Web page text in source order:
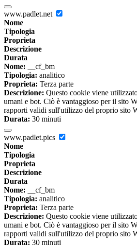
www.padlet.net
Nome
Tipologia
Proprieta
Descrizione
Durata
Nome: __cf_bm
Tipologia: analitico
Proprieta: Terza parte
Descrizione: Questo cookie viene
umani e bot. Ciò è vantaggioso per il sito
rapporti validi sull'utilizzo del proprio sito
Durata: 30 minuti
www.padlet.pics
Nome
Tipologia
Proprieta
Descrizione
Durata
Nome: __cf_bm
Tipologia: analitico
Proprieta: Terza parte
Descrizione: Questo cookie viene
umani e bot. Ciò è vantaggioso per il sito
rapporti validi sull'utilizzo del proprio sito
Durata: 30 minuti